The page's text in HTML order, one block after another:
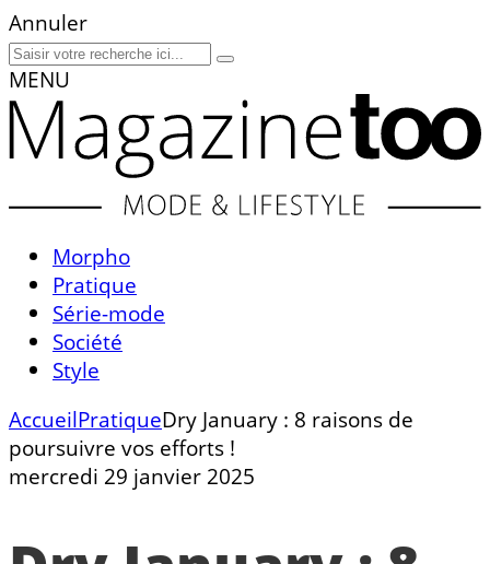
Annuler
MENU
Morpho
Pratique
Série-mode
Société
Style
AccueilPratiqueDry January : 8 raisons de
poursuivre vos efforts !
mercredi 29 janvier 2025